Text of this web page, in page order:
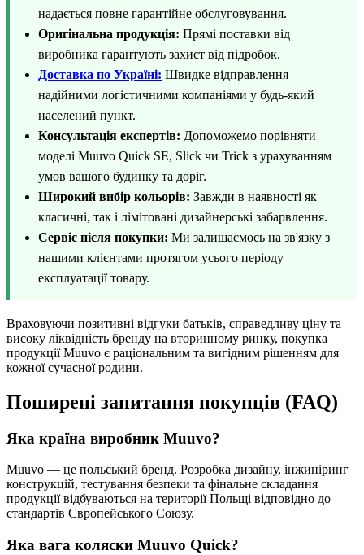
надається повне гарантійне обслуговування.
Оригінальна продукція: Прямі поставки від
виробника гарантують захист від підробок.
Доставка по Україні: Швидке відправлення
надійними логістичними компаніями у будь-який
населений пункт.
Консультація експертів: Допоможемо порівняти
моделі Muuvo Quick SE, Slick чи Trick з урахуванням
умов вашого будинку та доріг.
Широкий вибір кольорів: Завжди в наявності як
класичні, так і лімітовані дизайнерські забарвлення.
Сервіс після покупки: Ми залишаємось на зв'язку з
нашими клієнтами протягом усього періоду
експлуатації товару.
Враховуючи позитивні відгуки батьків, справедливу ціну та
високу ліквідність бренду на вторинному ринку, покупка
продукції Muuvo є раціональним та вигідним рішенням для
кожної сучасної родини.
Поширені запитання покупців (FAQ)
Яка країна виробник Muuvo?
Muuvo — це польський бренд. Розробка дизайну, інжиніринг
конструкцій, тестування безпеки та фінальне складання
продукції відбуваються на території Польщі відповідно до
стандартів Європейського Союзу.
Яка вага коляски Muuvo Quick?